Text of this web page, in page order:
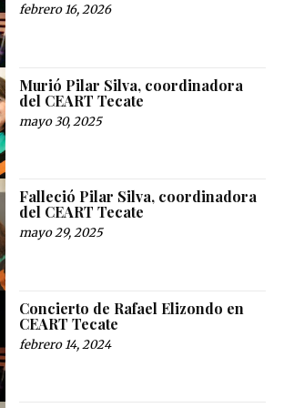
febrero 16, 2026
Murió Pilar Silva, coordinadora
del CEART Tecate
mayo 30, 2025
Falleció Pilar Silva, coordinadora
del CEART Tecate
mayo 29, 2025
Concierto de Rafael Elizondo en
CEART Tecate
febrero 14, 2024